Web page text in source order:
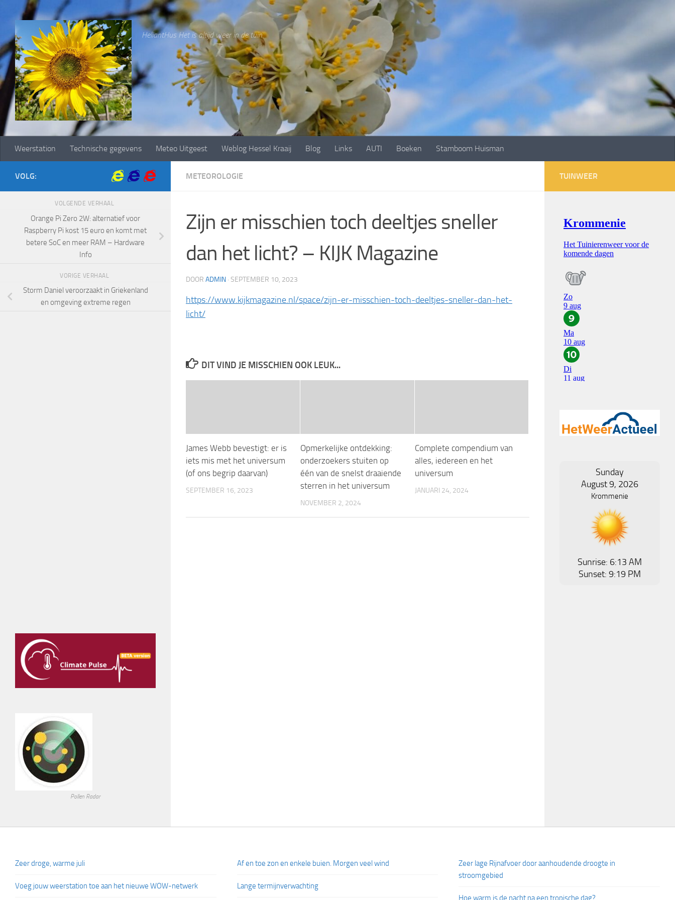
Doorgaan naar inhoud
HeliantHus Het is altijd weer in de tuin.
Weerstation Technische gegevens Meteo Uitgeest Weblog Hessel Kraaij Blog Links AUTI Boeken Stamboom Huisman
METEOROLOGIE
Zijn er misschien toch deeltjes sneller
dan het licht? – KIJK Magazine
DOOR ADMIN · SEPTEMBER 10, 2023
https://www.kijkmagazine.nl/space/zijn-er-misschien-toch-deeltjes-sneller-dan-het-
licht/
DIT VIND JE MISSCHIEN OOK LEUK...
James Webb bevestigt: er is
iets mis met het universum
(of ons begrip daarvan)
SEPTEMBER 16, 2023
Opmerkelijke ontdekking:
onderzoekers stuiten op
één van de snelst draaiende
sterren in het universum
NOVEMBER 2, 2024
Complete compendium van
alles, iedereen en het
universum
JANUARI 24, 2024
VOLG:
VOLGENDE VERHAAL
Orange Pi Zero 2W: alternatief voor
Raspberry Pi kost 15 euro en komt met
betere SoC en meer RAM – Hardware
Info
VORIGE VERHAAL
Storm Daniel veroorzaakt in Griekenland
en omgeving extreme regen
Pollen Radar
TUINWEER
Sunday
August 9, 2026
Krommenie
Sunrise: 6:13 AM
Sunset: 9:19 PM
Zeer droge, warme juli
Voeg jouw weerstation toe aan het nieuwe WOW-netwerk
Af en toe zon en enkele buien. Morgen veel wind
Lange termijnverwachting
Zeer lage Rijnafvoer door aanhoudende droogte in
stroomgebied
Hoe warm is de nacht na een tropische dag?